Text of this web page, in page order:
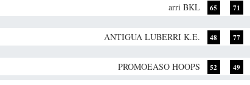
arri BKL 65 71
ANTIGUA LUBERRI K.E. 48 77
PROMOEASO HOOPS 52 49